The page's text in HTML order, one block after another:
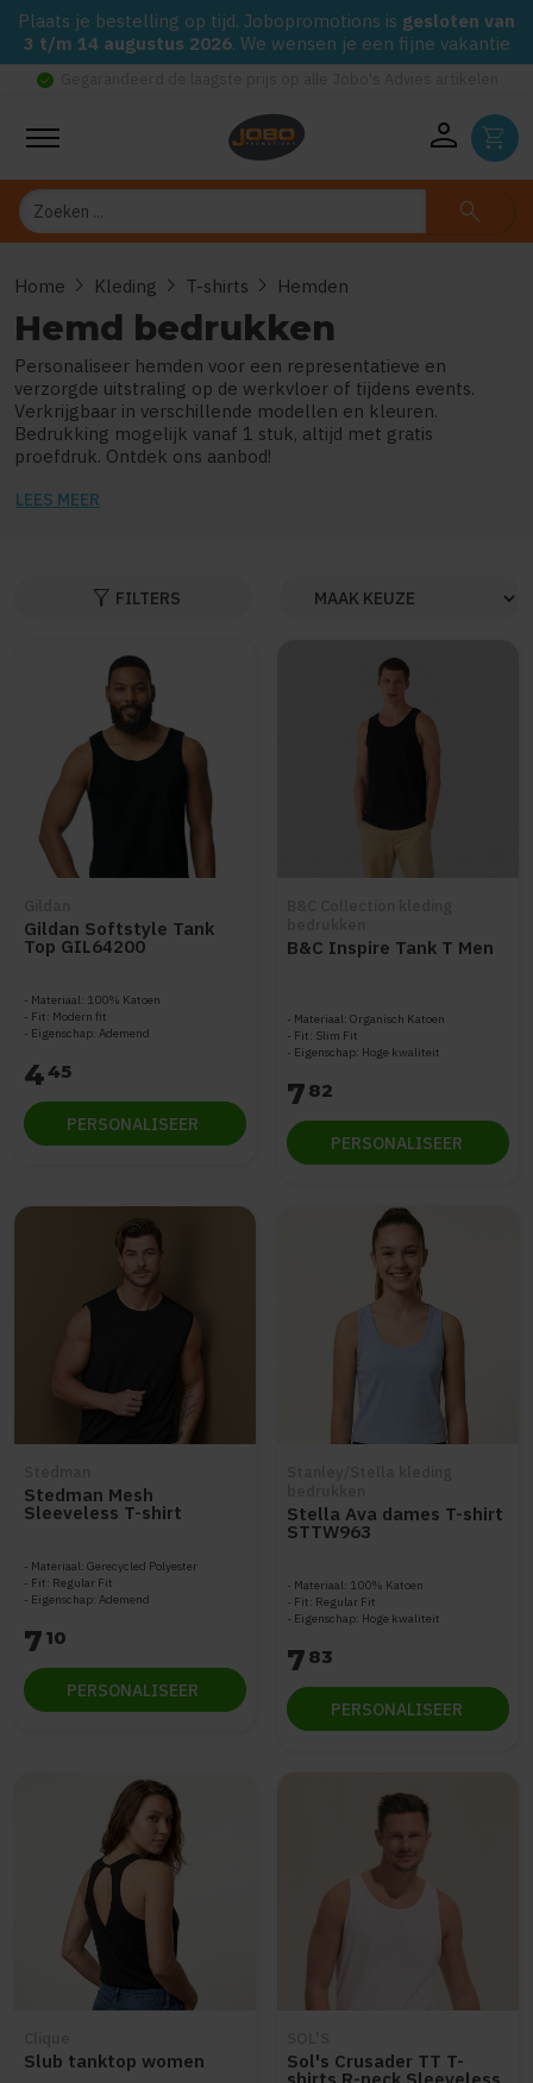
Plaats je bestelling op tijd. Jobopromotions is gesloten van
3 t/m 14 augustus 2026. We wensen je een fijne vakantie
check_circle
person shopping_cart
Zoeken search
Home chevron_right Kleding chevron_right T-shirts chevron_right Hemden
Hemd bedrukken
Personaliseer hemden voor een representatieve en
verzorgde uitstraling op de werkvloer of tijdens events.
Verkrijgbaar in verschillende modellen en kleuren.
Bedrukking mogelijk vanaf 1 stuk, altijd met gratis
proefdruk. Ontdek ons aanbod!
LEES MEER
filter_alt FILTERS
Gildan Softstyle Tank
Top GIL64200
Materiaal: 100% Katoen
Fit: Modern fit
Eigenschap: Ademend
445
PERSONALISEER
B&C Inspire Tank T Men
Materiaal: Organisch Katoen
Fit: Slim Fit
Eigenschap: Hoge kwaliteit
7 82
PERSONALISEER
Stedman Mesh
Sleeveless T-shirt
Materiaal: Gerecycled Polyester
Fit: Regular Fit
Eigenschap: Ademend
7 10
PERSONALISEER
Stella Ava dames T-shirt
STTW963
Materiaal: 100% Katoen
Fit: Regular Fit
Eigenschap: Hoge kwaliteit
7 83
PERSONALISEER
Slub tanktop women Sol's Crusader TT T-